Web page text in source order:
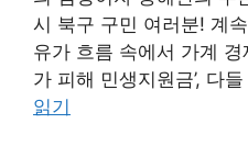
시 북구 구민 여러분! 계
유가 흐름 속에서 가계 경
가 피해 민생지원금’, 다
읽기